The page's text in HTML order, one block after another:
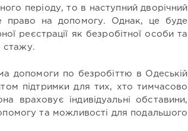
періоду, то в наступний дворічний
право на допомогу. Однак, це буде
реєстрації як безробітної особи та
стажу.
допомоги по безробіттю в Одеській
підтримки для тих, хто тимчасово
враховує індивідуальні обставини,
та можливості для подальшого